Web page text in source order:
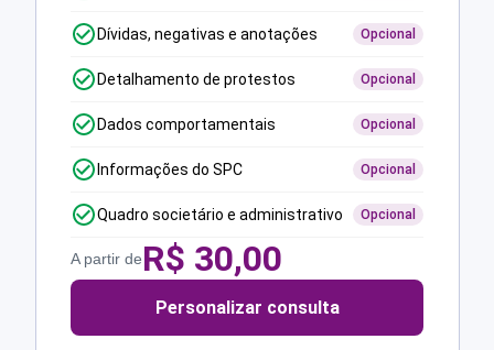
Dívidas, negativas e anotações Opcional
Detalhamento de protestos Opcional
Dados comportamentais Opcional
Informações do SPC Opcional
Quadro societário e administrativo Opcional
A partir deR$ 30,00
Personalizar consulta